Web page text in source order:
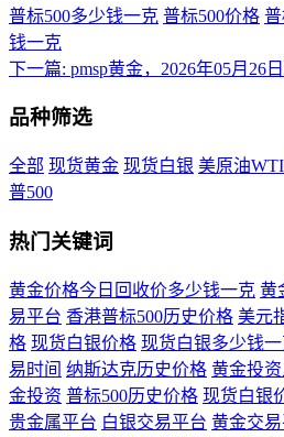
普标500多少钱一克 普标500价格
钱一克
下一篇: pmsp黄金，2026年05月26
品种筛选
全部 现货黄金 现货白银 美原油WTI
普500
热门关键词
黄金价格今日回收价多少钱一克 黄
易平台 香港普标500历史价格 美元
格 现货白银价格 现货白银多少钱
易时间 纳斯达克历史价格 黄金投资
金投资 普标500历史价格 现货白银
贵金属平台 白银交易平台 黄金交